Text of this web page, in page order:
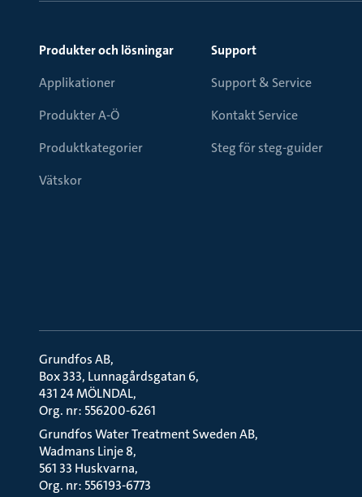
Produkter och lösningar
Applikationer
Produkter A-Ö
Produktkategorier
Vätskor
Support
Support & Service
Kontakt Service
Steg för steg-guider
Grundfos AB
Box 333, Lunnagårdsgatan 6
431 24 MÖLNDAL
Org. nr: 556200-6261
Grundfos Water Treatment Sweden AB
Wadmans Linje 8
561 33 Huskvarna
Org. nr: 556193-6773